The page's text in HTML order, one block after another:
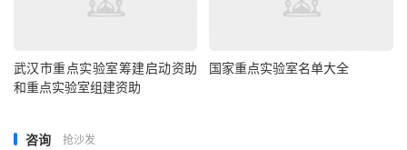
武汉市重点实验室筹建启动资助
和重点实验室组建资助
国家重点实验室名单大全
咨询 抢沙发